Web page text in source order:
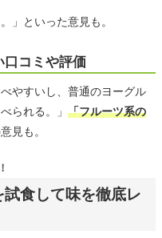
」といった意見も。
口コミや評価
やすいし、普通のヨーグル
られる。」 「フルーツ系の
見も。
食して味を徹底レ